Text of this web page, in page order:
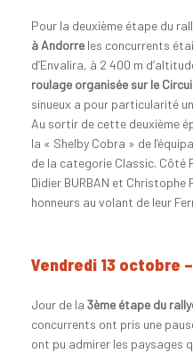
Pour la deuxième étape du
à Andorre les concurrents
d’Envalira, à 2 400 m
roulage organisée sur le
sinueux a pour particularité
Au sortir de cette deuxième
la « Shelby Cobra » de
de la categorie Classic. Côté
Didier BURBAN et Christophe
honneurs au volant de leur
Vendredi 13 octobre
Jour de la 3ème étape du
concurrents ont pris une
ont pu admirer les paysages